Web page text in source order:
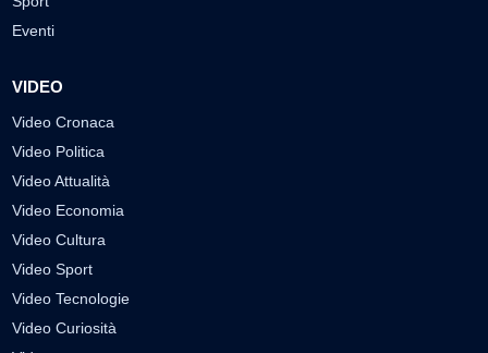
Eventi
VIDEO
Video Cronaca
Video Politica
Video Attualità
Video Economia
Video Cultura
Video Sport
Video Tecnologie
Video Curiosità